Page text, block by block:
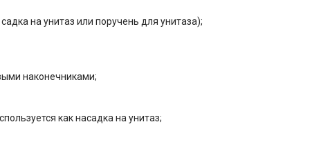
на унитаз или поручень для унитаза);
наконечниками;
как насадка на унитаз;